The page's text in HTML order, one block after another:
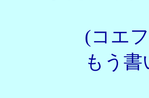
(コエフ
もう書いち